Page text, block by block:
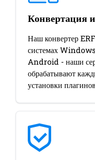
Конвертация
Наш конвертер
системах
Android - наши
обрабатывают
установки